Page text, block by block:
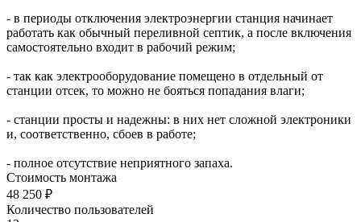
- в периоды отключения электроэнергии станция начинает
работать как обычный переливной септик, а после включения
самостоятельно входит в рабочий режим;
- так как электрооборудование помещено в отдельный от
станции отсек, то можно не бояться попадания влаги;
- станции просты и надежны: в них нет сложной электроники
и, соответственно, сбоев в работе;
- полное отсутствие неприятного запаха.
Стоимость монтажа
48 250 ₽
Количество пользователей